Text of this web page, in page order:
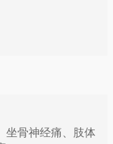
坐骨神经痛、肢体